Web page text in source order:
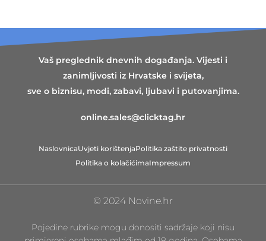
Vaš preglednik dnevnih događanja. Vijesti i
zanimljivosti iz Hrvatske i svijeta,
sve o biznisu, modi, zabavi, ljubavi i putovanjima.
online.sales@clicktag.hr
NaslovnicaUvjeti korištenjaPolitika zaštite privatnosti
Politika o kolačićimaImpressum
© 2024 Novine.hr
Pojedine rubrike mogu donositi sadržaje koji nisu